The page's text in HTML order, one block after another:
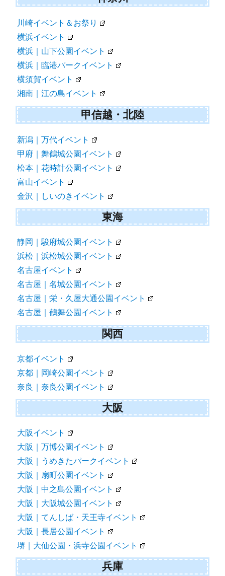
川崎イベント＆お祭り
横浜イベント
横浜｜山下公園イベント
横浜｜臨港パークイベント
横須賀イベント
湘南｜江の島イベント
甲信越・北陸
新潟｜万代イベント
甲府｜舞鶴城公園イベント
松本｜花時計公園イベント
富山イベント
金沢｜しいのきイベント
東海
静岡｜駿府城公園イベント
浜松｜浜松城公園イベント
名古屋イベント
名古屋｜名城公園イベント
名古屋｜栄・久屋大通公園イベント
名古屋｜鶴舞公園イベント
関西
京都イベント
京都｜岡崎公園イベント
奈良｜奈良公園イベント
大阪
大阪イベント
大阪｜万博公園イベント
大阪｜うめきたパークイベント
大阪｜扇町公園イベント
大阪｜中之島公園イベント
大阪｜大阪城公園イベント
大阪｜てんしば・天王寺イベント
大阪｜長居公園イベント
堺｜大仙公園・浜寺公園イベント
兵庫